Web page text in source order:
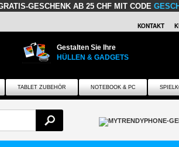
GESCHENK AB 25 CHF MIT CODE
KONTAKT
Gestalten Sie Ihre
HÜLLEN & GADGETS
TABLET ZUBEHÖR NOTEBOOK & PC